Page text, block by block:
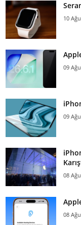
10
09
09
08
08